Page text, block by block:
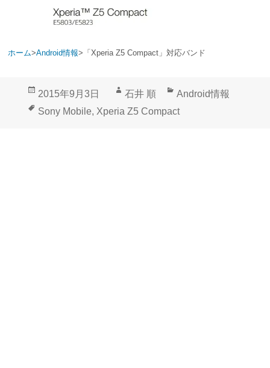
ホーム>Android情報> 「Xperia Z5 Compact」対応バンド
投
稿
2015年9月3日
作
成
石井 順
カ
テ
Android情報
タ
Sony Mobile, Xperia Z5 Compact